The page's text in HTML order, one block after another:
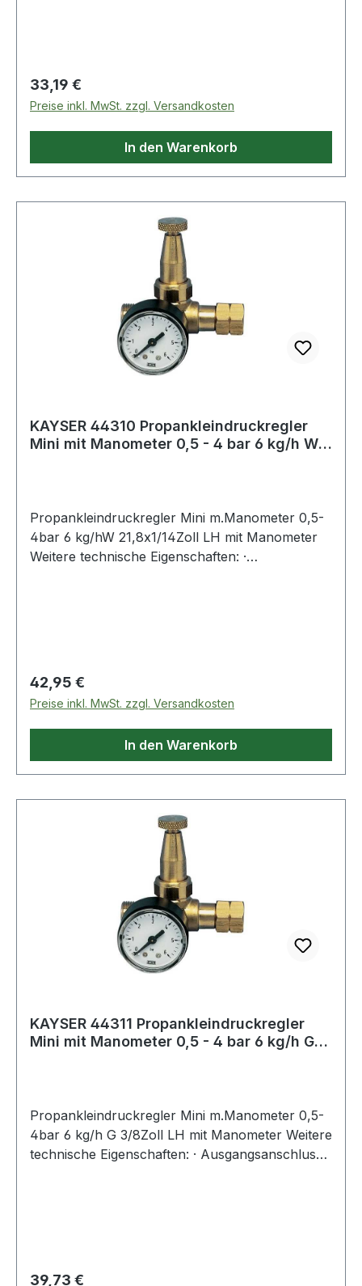
Regulärer Preis:
33,19 €
Preise inkl. MwSt. zzgl. Versandkosten
In den Warenkorb
KAYSER 44310 Propankleindruckregler
Mini mit Manometer 0,5 - 4 bar 6 kg/h W
Propankleindruckregler Mini m.Manometer 0,5-
4bar 6 kg/hW 21,8x1/14Zoll LH mit Manometer
Weitere technische Eigenschaften: ·
Regulärer Preis:
42,95 €
Preise inkl. MwSt. zzgl. Versandkosten
In den Warenkorb
KAYSER 44311 Propankleindruckregler
Mini mit Manometer 0,5 - 4 bar 6 kg/h G
Propankleindruckregler Mini m.Manometer 0,5-
4bar 6 kg/h G 3/8Zoll LH mit Manometer Weitere
technische Eigenschaften: · Ausgangsanschluss:
Regulärer Preis:
39,73 €